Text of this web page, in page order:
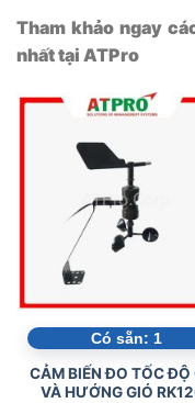
Tham khảo ngay
nhất tại ATPro
Có sẵn: 1
CẢM BIẾN ĐO TỐC ĐỘ
VÀ HƯỚNG GIÓ